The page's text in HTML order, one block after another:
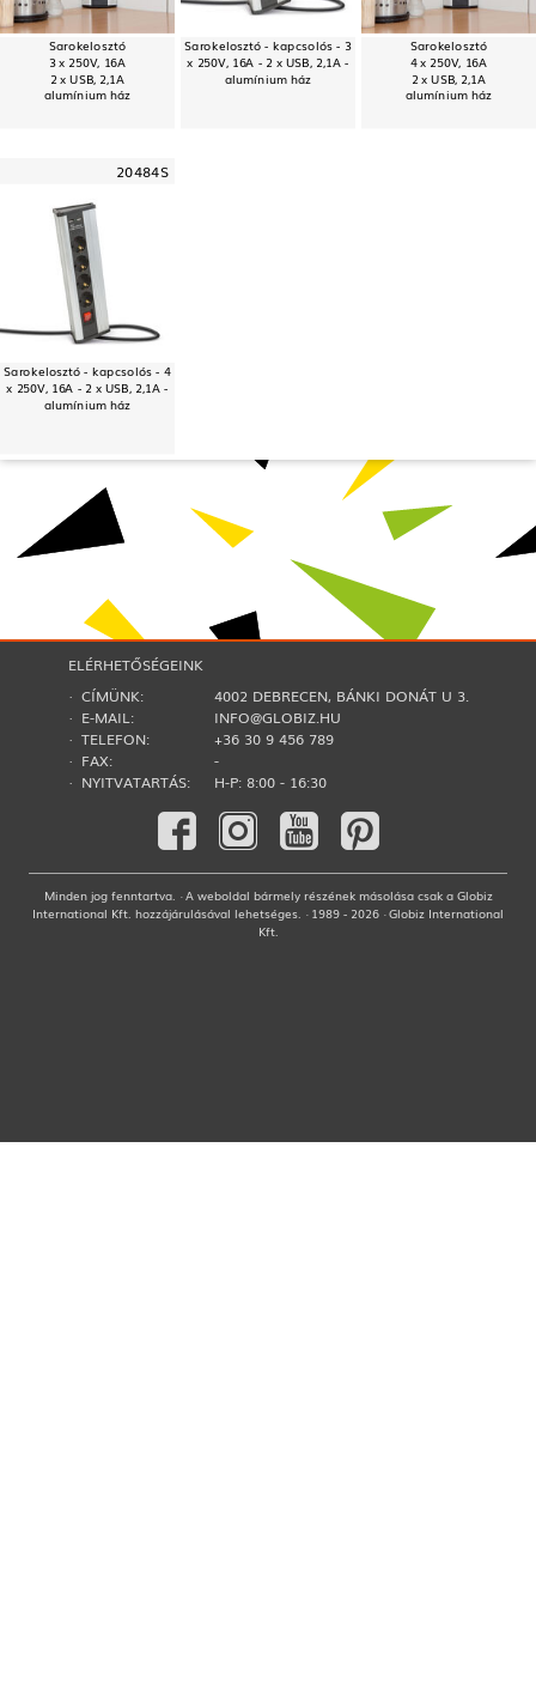
Sarokelosztó
3 x 250V, 16A
2 x USB, 2,1A
alumínium ház
Sarokelosztó - kapcsolós - 3
x 250V, 16A - 2 x USB, 2,1A -
alumínium ház
Sarokelosztó
4 x 250V, 16A
2 x USB, 2,1A
alumínium ház
20484S
Sarokelosztó - kapcsolós - 4
x 250V, 16A - 2 x USB, 2,1A -
alumínium ház
ELÉRHETŐSÉGEINK
· CÍMÜNK:
4002 DEBRECEN, BÁNKI DONÁT U 3.
· E-MAIL:
INFO@GLOBIZ.HU
· TELEFON:
+36 30 9 456 789
· FAX:
-
· NYITVATARTÁS:
H-P: 8:00 - 16:30
Minden jog fenntartva. · A weboldal bármely részének másolása csak a Globiz
International Kft. hozzájárulásával lehetséges. · 1989 - 2026 · Globiz International
Kft.